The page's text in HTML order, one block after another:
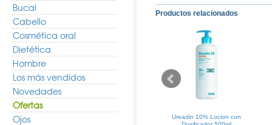
Bucal
Cabello
Cosmética oral
Dietética
Hombre
Los más vendidos
Novedades
Ofertas
Ojos
Productos relacionados
Gel Oil 75ml
Ureadin 10% Locion con